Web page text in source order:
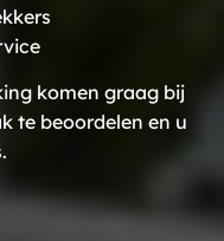
komen graag bij
te beoordelen en u